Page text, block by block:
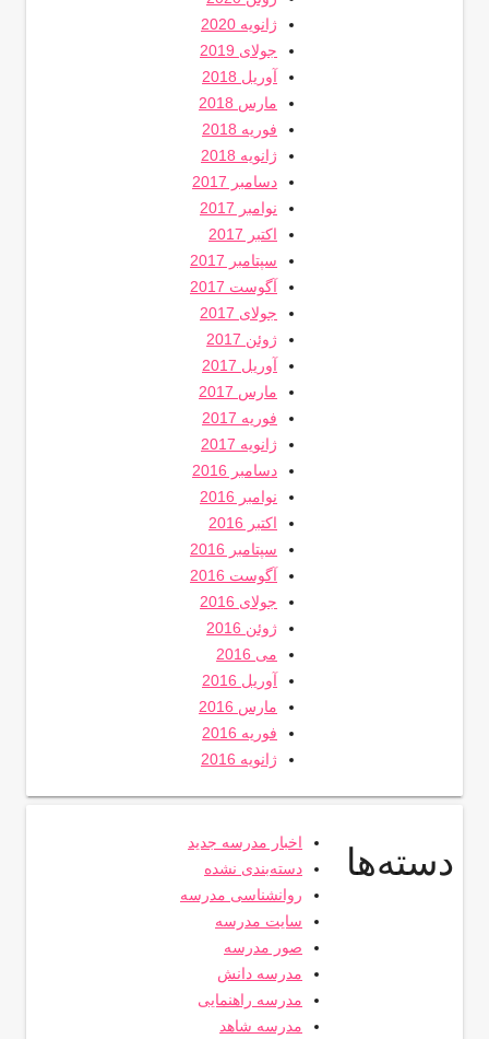
ژانویه 2020
جولای 2019
آوریل 2018
مارس 2018
فوریه 2018
ژانویه 2018
دسامبر 2017
نوامبر 2017
اکتبر 2017
سپتامبر 2017
آگوست 2017
جولای 2017
ژوئن 2017
آوریل 2017
مارس 2017
فوریه 2017
ژانویه 2017
دسامبر 2016
نوامبر 2016
اکتبر 2016
سپتامبر 2016
آگوست 2016
جولای 2016
ژوئن 2016
می 2016
آوریل 2016
مارس 2016
فوریه 2016
ژانویه 2016
دسته‌ها
اخبار مدرسه جدید
دسته‌بندی نشده
روانشناسی مدرسه
سایت مدرسه
صور مدرسه
مدرسه دانش
مدرسه راهنمایی
مدرسه شاهد